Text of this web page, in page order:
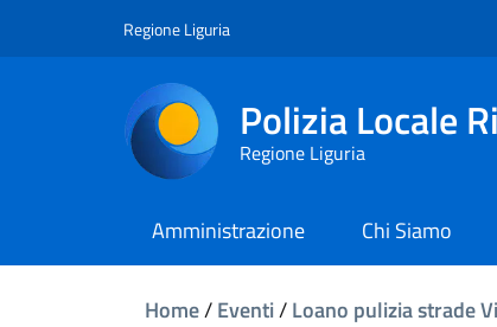
Regione Liguria
Polizia Locale
Regione Liguria
Amministrazione Chi Siamo
Home/Eventi/Loano pulizia strade